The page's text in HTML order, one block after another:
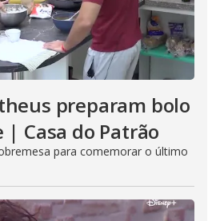
preparam bolo
| Casa do Patrão
para comemorar o último